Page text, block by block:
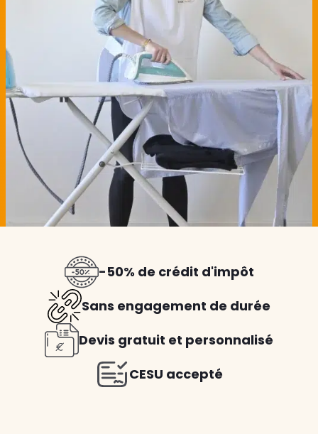
-50% de crédit d'impôt
Sans engagement de durée
Devis gratuit et personnalisé
CESU accepté